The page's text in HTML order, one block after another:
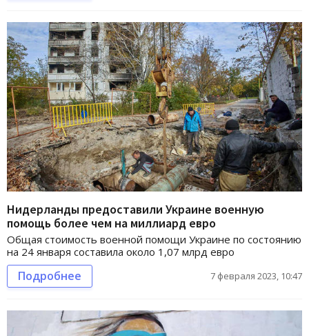
Нидерланды предоставили Украине военную
помощь более чем на миллиард евро
Общая стоимость военной помощи Украине по состоянию
на 24 января составила около 1,07 млрд евро
Подробнее 7 февраля 2023, 10:47